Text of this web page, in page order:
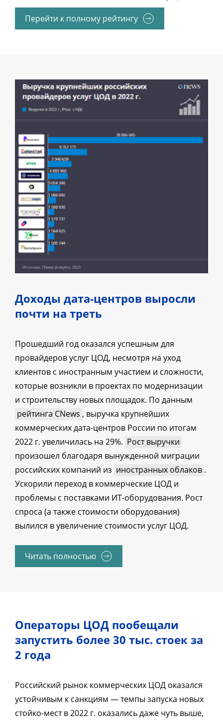
Перейти к полному рейтингу
Доходы дата-центров выросли
почти на треть
Прошедший год оказался успешным для
провайдеров услуг ЦОД, несмотря на уход
клиентов с иностранным участием и сложности,
которые возникли в проектах по модернизации
и строительству новых площадок. По данным
рейтинга CNews , выручка крупнейших
коммерческих дата-центров России по итогам
2022 г. увеличилась на 29%. Рост выручки
произошел благодаря вынужденной миграции
российских компаний из иностранных облаков .
Ускорили переход в коммерческие ЦОД и
проблемы с поставками ИТ-оборудования. Рост
спроса (а также стоимости оборудования)
вылился в увеличение стоимости услуг ЦОД.
Читать полностью
Операторы ЦОД пообещали
запустить более 30 тыс. стоек за
2 года
Российский рынок коммерческих ЦОД оказался
устойчивым к санкциям — темпы запуска новых
стойко-мест в 2022 г. оказались даже чуть выше,